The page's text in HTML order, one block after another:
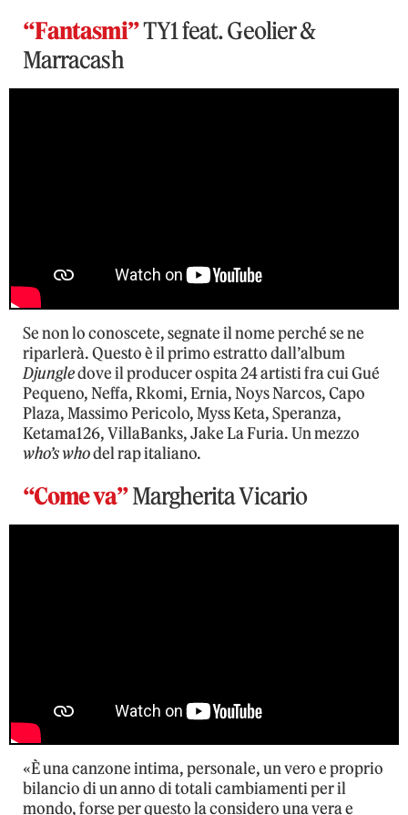
“Fantasmi”TY1 feat. Geolier &
Marracash
Se non lo conoscete, segnate il nome perché se ne
riparlerà. Questo è il primo estratto dall’album
Djungledove il producer ospita 24 artisti fra cui Gué
Pequeno, Neffa, Rkomi, Ernia, Noys Narcos, Capo
Plaza, Massimo Pericolo, Myss Keta, Speranza,
Ketama126, VillaBanks, Jake La Furia. Un mezzo
who’s whodel rap italiano.
“Come va”Margherita Vicario
«È una canzone intima, personale, un vero e proprio
bilancio di un anno di totali cambiamenti per il
mondo, forse per questo la considero una vera e